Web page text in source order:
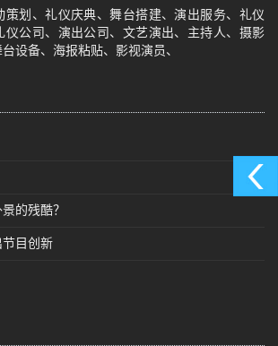
策划、礼仪庆典、舞台搭建、演出服务、礼仪
仪公司、演出公司、文艺演出、主持人、摄影
设备、海报粘贴、影视演员、
的残酷？
目创新